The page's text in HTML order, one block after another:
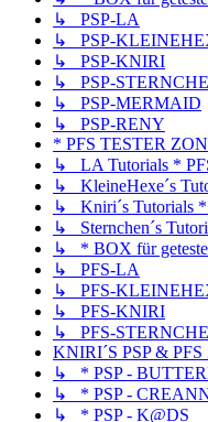
↳ PSP-LA
↳ PSP-
↳ PSP-KNIRI
↳ PSP-
↳ PSP-MERMAID
↳ PSP-RENY
* PFS TESTER
↳ LA Tutorials *
↳ KleineHexe´s
↳ Kniri´s Tutorials *
↳ Sternchen´s
↳ * BOX für
↳ PFS-LA
↳ PFS-
↳ PFS-KNIRI
↳ PFS-
KNIRI´S PSP &
↳ * PSP -
↳ * PSP -
↳ * PSP - K@DS